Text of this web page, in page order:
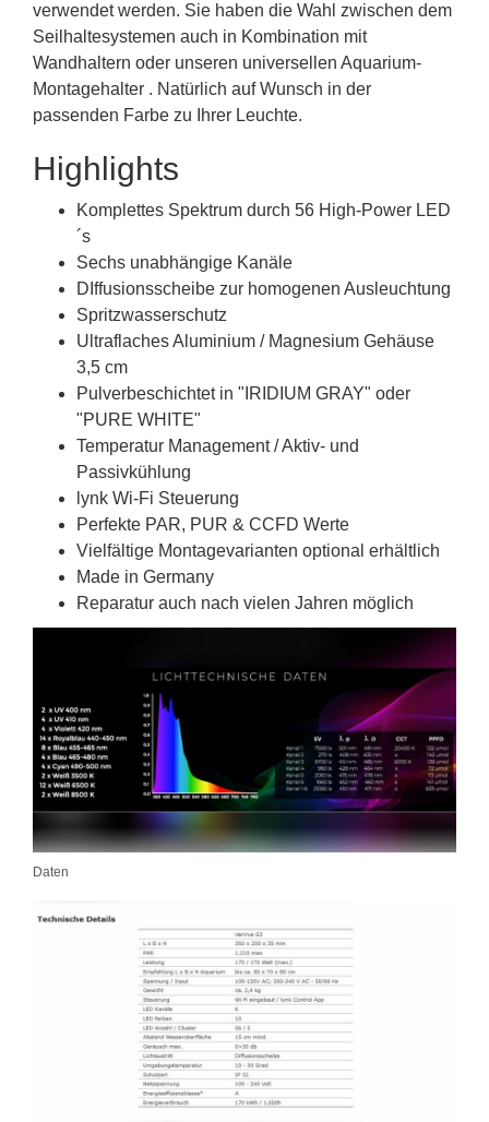
verwendet werden. Sie haben die Wahl zwischen dem
Seilhaltesystemen auch in Kombination mit
Wandhaltern oder unseren universellen Aquarium-
Montagehalter . Natürlich auf Wunsch in der
passenden Farbe zu Ihrer Leuchte.
Highlights
Komplettes Spektrum durch 56 High-Power LED
´s
Sechs unabhängige Kanäle
DIffusionsscheibe zur homogenen Ausleuchtung
Spritzwasserschutz
Ultraflaches Aluminium / Magnesium Gehäuse
3,5 cm
Pulverbeschichtet in "IRIDIUM GRAY" oder
"PURE WHITE"
Temperatur Management / Aktiv- und
Passivkühlung
lynk Wi-Fi Steuerung
Perfekte PAR, PUR & CCFD Werte
Vielfältige Montagevarianten optional erhältlich
Made in Germany
Reparatur auch nach vielen Jahren möglich
Daten